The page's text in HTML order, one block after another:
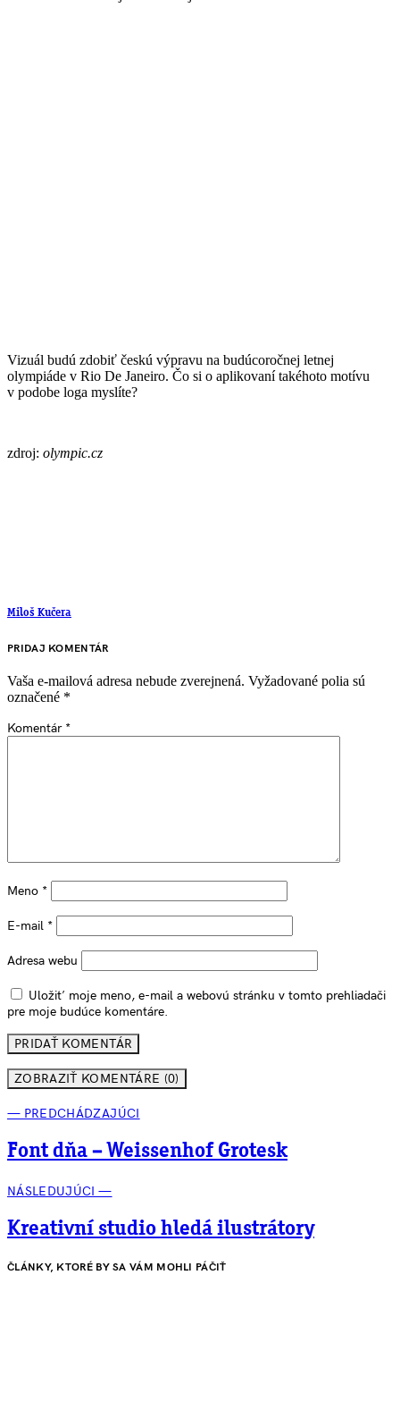
Vizuál budú zdobiť českú výpravu na budúcoročnej letnej
olympiáde v Rio De Janeiro. Čo si o aplikovaní takéhoto motívu
v podobe loga myslíte?
zdroj: olympic.cz
Miloš Kučera
PRIDAJ KOMENTÁR
Vaša e-mailová adresa nebude zverejnená. Vyžadované polia sú
označené *
Komentár *
Meno *
E-mail *
Adresa webu
Uložiť moje meno, e-mail a webovú stránku v tomto prehliadači
pre moje budúce komentáre.
ZOBRAZIŤ KOMENTÁRE (0)
— PREDCHÁDZAJÚCI
Font dňa – Weissenhof Grotesk
NÁSLEDUJÚCI —
Kreativní studio hledá ilustrátory
ČLÁNKY, KTORÉ BY SA VÁM MOHLI PÁČIŤ